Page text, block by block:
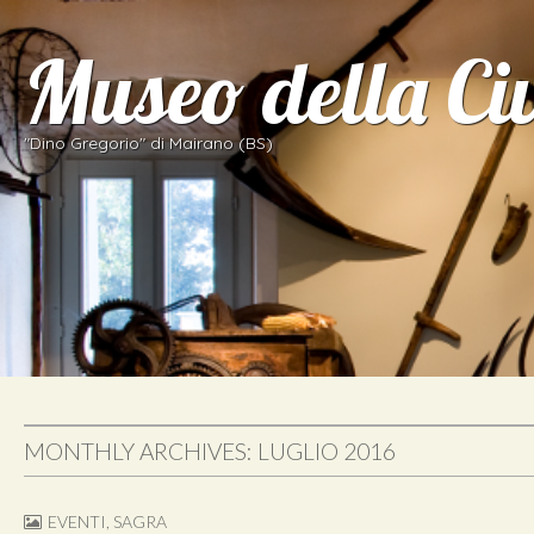
Museo della
"Dino Gregorio" di Mairano (BS)
MONTHLY ARCHIVES: LUGLIO 2016
EVENTI SAGRA